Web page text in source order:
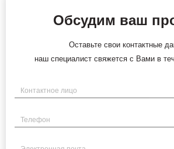
Обсудим ваш
Оставьте свои контактные
наш специалист свяжется с Вами в
Имя
Телефон
Электронная почта